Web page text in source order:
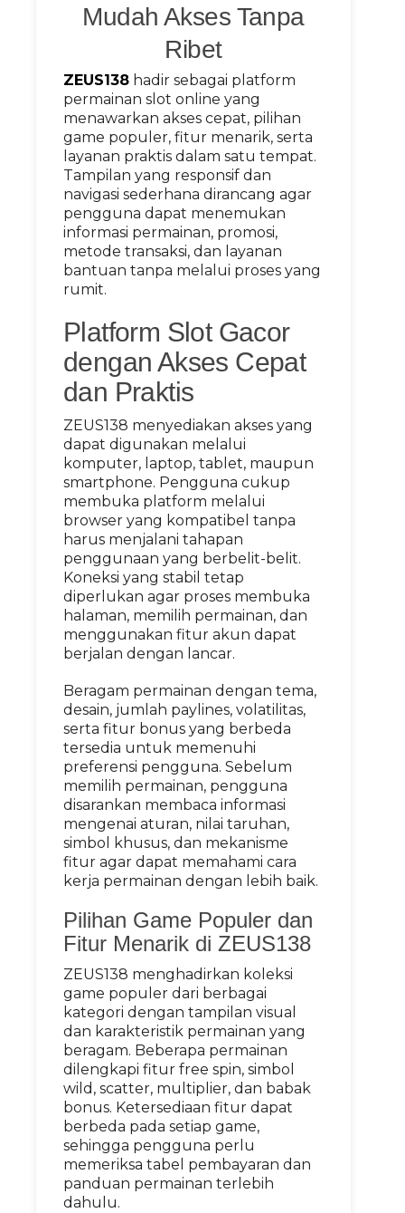
Mudah Akses Tanpa
Ribet
ZEUS138 hadir sebagai platform
permainan slot online yang
menawarkan akses cepat, pilihan
game populer, fitur menarik, serta
layanan praktis dalam satu tempat.
Tampilan yang responsif dan
navigasi sederhana dirancang agar
pengguna dapat menemukan
informasi permainan, promosi,
metode transaksi, dan layanan
bantuan tanpa melalui proses yang
rumit.
Platform Slot Gacor
dengan Akses Cepat
dan Praktis
ZEUS138 menyediakan akses yang
dapat digunakan melalui
komputer, laptop, tablet, maupun
smartphone. Pengguna cukup
membuka platform melalui
browser yang kompatibel tanpa
harus menjalani tahapan
penggunaan yang berbelit-belit.
Koneksi yang stabil tetap
diperlukan agar proses membuka
halaman, memilih permainan, dan
menggunakan fitur akun dapat
berjalan dengan lancar.
Beragam permainan dengan tema,
desain, jumlah paylines, volatilitas,
serta fitur bonus yang berbeda
tersedia untuk memenuhi
preferensi pengguna. Sebelum
memilih permainan, pengguna
disarankan membaca informasi
mengenai aturan, nilai taruhan,
simbol khusus, dan mekanisme
fitur agar dapat memahami cara
kerja permainan dengan lebih baik.
Pilihan Game Populer dan
Fitur Menarik di ZEUS138
ZEUS138 menghadirkan koleksi
game populer dari berbagai
kategori dengan tampilan visual
dan karakteristik permainan yang
beragam. Beberapa permainan
dilengkapi fitur free spin, simbol
wild, scatter, multiplier, dan babak
bonus. Ketersediaan fitur dapat
berbeda pada setiap game,
sehingga pengguna perlu
memeriksa tabel pembayaran dan
panduan permainan terlebih
dahulu.